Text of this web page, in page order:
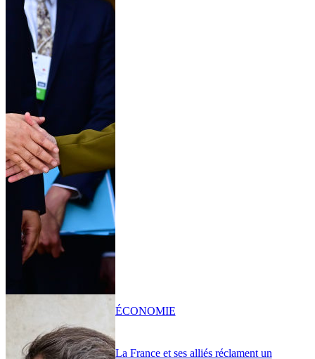
La France et ses alliés réclament un
ÉCONOMIE